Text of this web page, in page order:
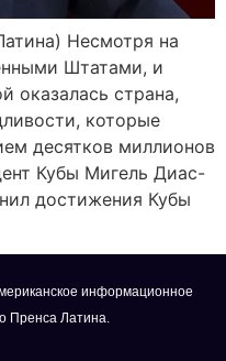
Несмотря на
Штатами, и
оказалась страна,
которые
десятков миллионов
Кубы Мигель Диас-
достижения Кубы
информационное
Пренса Латина.